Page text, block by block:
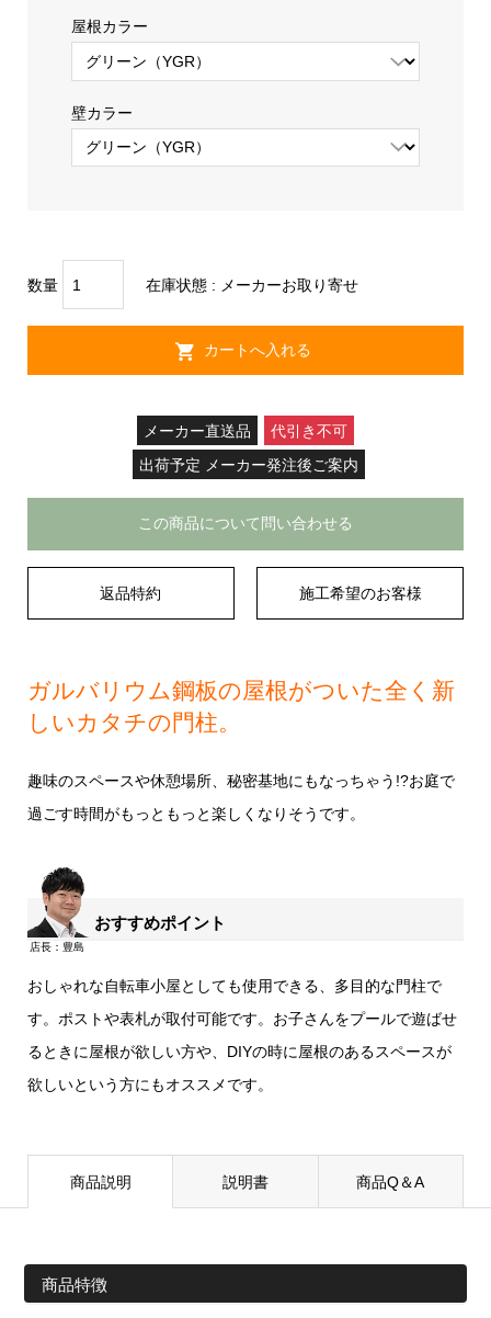
屋根カラー
壁カラー
数量 在庫状態 : メーカーお取り寄せ
メーカー直送品
代引き不可
出荷予定 メーカー発注後ご案内
この商品について問い合わせる
返品特約 施工希望のお客様
ガルバリウム鋼板の屋根がついた全く新
しいカタチの門柱。
趣味のスペースや休憩場所、秘密基地にもなっちゃう!?お庭で
過ごす時間がもっともっと楽しくなりそうです。
おすすめポイント
おしゃれな自転車小屋としても使用できる、多目的な門柱で
す。ポストや表札が取付可能です。お子さんをプールで遊ばせ
るときに屋根が欲しい方や、DIYの時に屋根のあるスペースが
欲しいという方にもオススメです。
商品説明 説明書 商品Q＆A
商品特徴